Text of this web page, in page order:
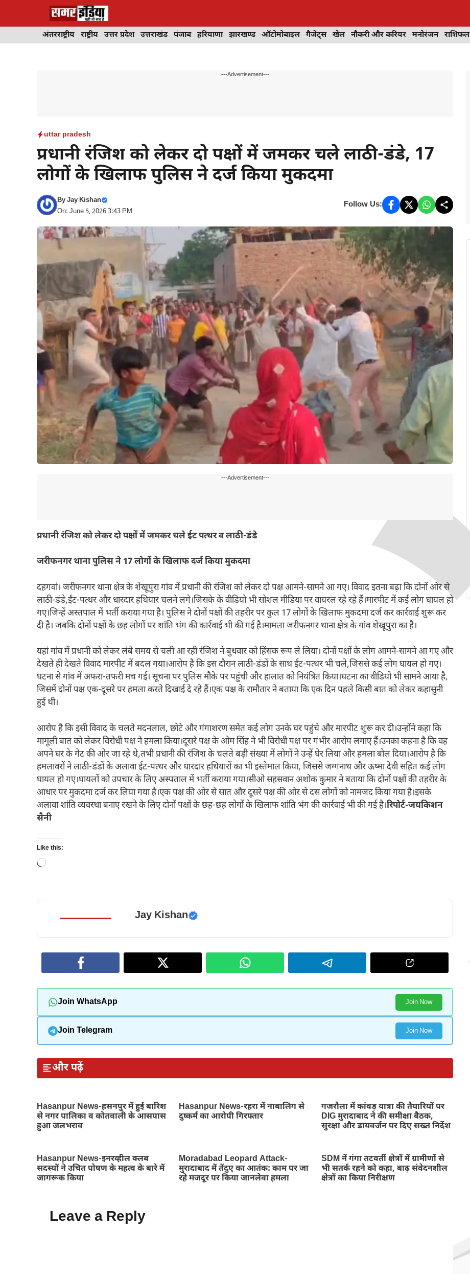
अंतरराष्ट्रीय राष्ट्रीय उत्तर प्रदेश उत्तराखंड पंजाब हरियाणा झारखण्ड ऑटोमोबाइल गैजेट्स खेल नौकरी और करियर मनोरंजन राशिफल
---Advertisement---
uttar pradesh
प्रधानी रंजिश को लेकर दो पक्षों में जमकर चले लाठी-डंडे, 17
लोगों के खिलाफ पुलिस ने दर्ज किया मुकदमा
ByJay Kishan
On: June 5, 2026 3:43 PM
Follow Us:
---Advertisement---
प्रधानी रंजिश को लेकर दो पक्षों में जमकर चले ईट पत्थर व लाठी-डंडे
जरीफनगर थाना पुलिस ने 17 लोगों के खिलाफ दर्ज किया मुकदमा
दहगवां। जरीफनगर थाना क्षेत्र के शेखूपुरा गांव में प्रधानी की रंजिश को लेकर दो पक्ष आमने-सामने आ गए। विवाद इतना बढ़ा कि दोनों ओर से
लाठी-डंडे,ईंट-पत्थर और धारदार हथियार चलने लगे।जिसके के वीडियो भी सोशल मीडिया पर वायरल रहे रहे हैं।मारपीट में कई लोग घायल हो
गए।जिन्हें अस्तपाल में भर्ती कराया गया है। पुलिस ने दोनों पक्षों की तहरीर पर कुल 17 लोगों के खिलाफ मुकदमा दर्ज कर कार्रवाई शुरू कर
दी है। जबकि दोनों पक्षों के छह लोगों पर शांति भंग की कार्रवाई भी की गई है।मामला जरीफनगर थाना क्षेत्र के गांव शेखूपुरा का है।
यहां गांव में प्रधानी को लेकर लंबे समय से चली आ रही रंजिश ने बुधवार को हिंसक रूप ले लिया। दोनों पक्षों के लोग आमने-सामने आ गए और
देखते ही देखते विवाद मारपीट में बदल गया।आरोप है कि इस दौरान लाठी-डंडों के साथ ईंट-पत्थर भी चले,जिससे कई लोग घायल हो गए।
घटना से गांव में अफरा-तफरी मच गई। सूचना पर पुलिस मौके पर पहुंची और हालात को नियंत्रित किया।घटना का वीडियो भी सामने आया है,
जिसमें दोनों पक्ष एक-दूसरे पर हमला करते दिखाई दे रहे हैं।एक पक्ष के रामौतार ने बताया कि एक दिन पहले किसी बात को लेकर कहासुनी
हुई थी।
आरोप है कि इसी विवाद के चलते मदनलाल, छोटे और गंगाशरण समेत कई लोग उनके घर पहुंचे और मारपीट शुरू कर दी।उन्होंने कहा कि
मामूली बात को लेकर विरोधी पक्ष ने हमला किया।दूसरे पक्ष के ओम सिंह ने भी विरोधी पक्ष पर गंभीर आरोप लगाए हैं।उनका कहना है कि वह
अपने घर के गेट की ओर जा रहे थे,तभी प्रधानी की रंजिश के चलते बड़ी संख्या में लोगों ने उन्हें घेर लिया और हमला बोल दिया।आरोप है कि
हमलावरों ने लाठी-डंडों के अलावा ईंट-पत्थर और धारदार हथियारों का भी इस्तेमाल किया, जिससे जग्गनाथ और ऊष्मा देवी सहित कई लोग
घायल हो गए।घायलों को उपचार के लिए अस्पताल में भर्ती कराया गया।सीओ सहसवान अशोक कुमार ने बताया कि दोनों पक्षों की तहरीर के
आधार पर मुकदमा दर्ज कर लिया गया है।एक पक्ष की ओर से सात और दूसरे पक्ष की ओर से दस लोगों को नामजद किया गया है।इसके
अलावा शांति व्यवस्था बनाए रखने के लिए दोनों पक्षों के छह-छह लोगों के खिलाफ शांति भंग की कार्रवाई भी की गई है।रिपोर्ट-जयकिशन
सैनी
Like this:
Loading…
Jay Kishan
Join WhatsApp Join Now
Join Telegram Join Now
और पढ़ें
Hasanpur News-हसनपुर में हुई बारिश
से नगर पालिका व कोतवाली के आसपास
हुआ जलभराव
Hasanpur News-रहरा में नाबालिग से
दुष्कर्म का आरोपी गिरफ्तार
गजरौला में कांवड़ यात्रा की तैयारियों पर
DIG मुरादाबाद ने की समीक्षा बैठक,
सुरक्षा और डायवर्जन पर दिए सख्त निर्देश
Hasanpur News-इनरव्हील क्लब
सदस्यों ने उचित पोषण के महत्व के बारे में
जागरूक किया
Moradabad Leopard Attack-
मुरादाबाद में तेंदुए का आतंक: काम पर जा
रहे मजदूर पर किया जानलेवा हमला
SDM नें गंगा तटवर्ती क्षेत्रों में ग्रामीणों से
भी सतर्क रहने को कहा, बाढ़ संवेदनशील
क्षेत्रों का किया निरीक्षण
Leave a Reply